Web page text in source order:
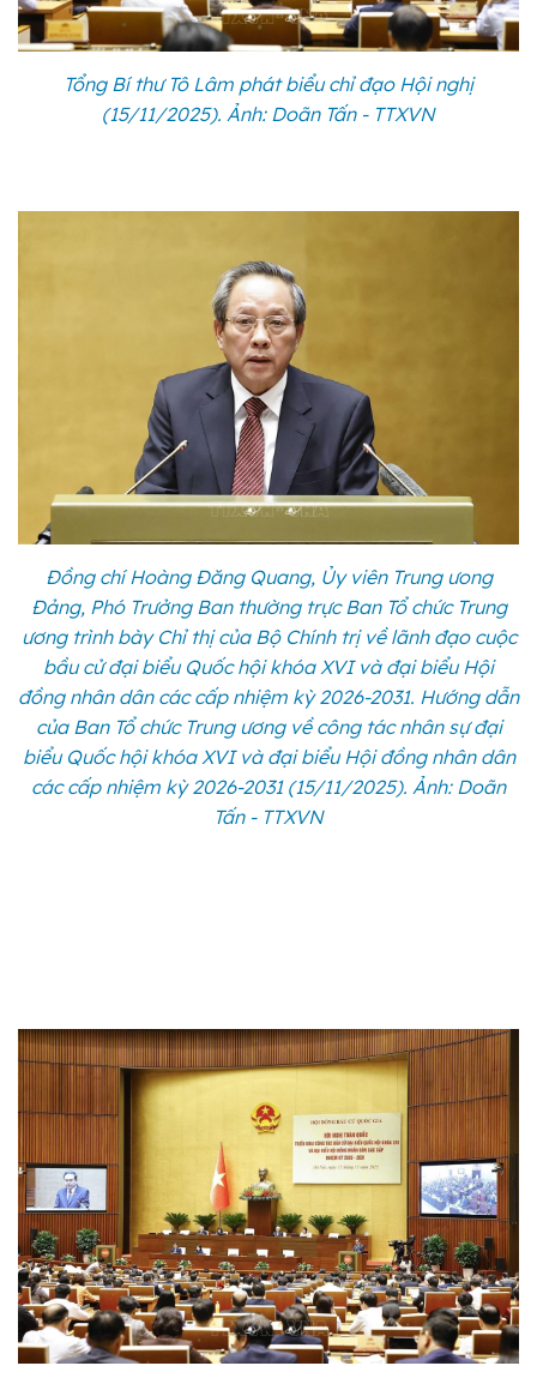
Tổng Bí thư Tô Lâm phát biểu chỉ đạo Hội nghị
(15/11/2025). Ảnh: Doãn Tấn - TTXVN
Đồng chí Hoàng Đăng Quang, Ủy viên Trung ưong
Đảng, Phó Trưởng Ban thường trực Ban Tổ chức Trung
ương trình bày Chỉ thị của Bộ Chính trị về lãnh đạo cuộc
bầu cử đại biểu Quốc hội khóa XVI và đại biểu Hội
đồng nhân dân các cấp nhiệm kỳ 2026-2031. Hướng dẫn
của Ban Tổ chức Trung ương về công tác nhân sự đại
biểu Quốc hội khóa XVI và đại biểu Hội đồng nhân dân
các cấp nhiệm kỳ 2026-2031 (15/11/2025). Ảnh: Doãn
Tấn - TTXVN